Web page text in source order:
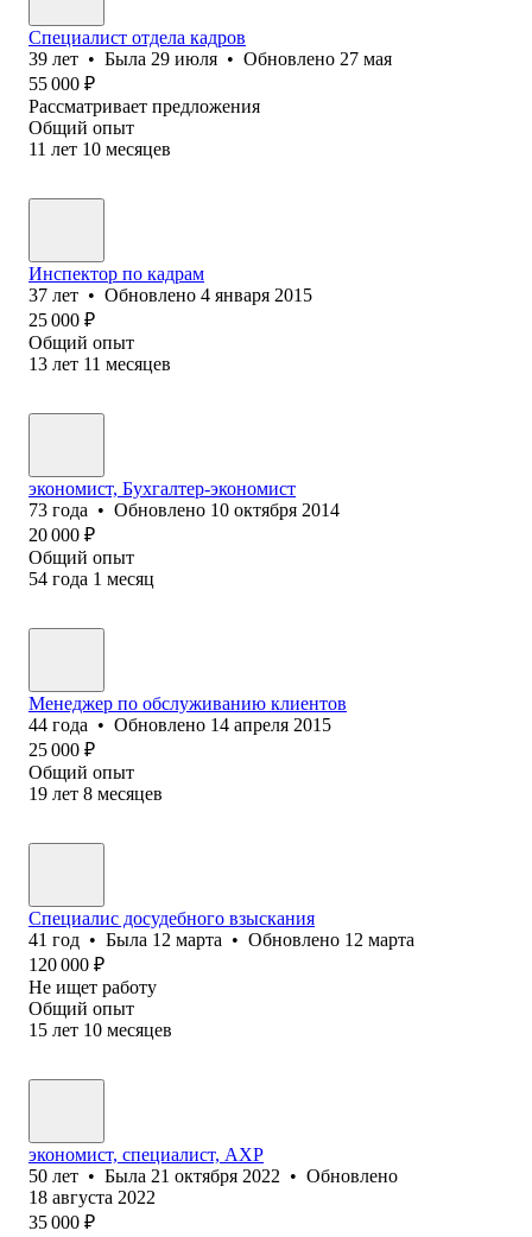
Специалист отдела кадров
39 лет • Была 29 июля • Обновлено 27 мая
55 000 ₽
Рассматривает предложения
Общий опыт
11 лет 10 месяцев
Инспектор по кадрам
37 лет • Обновлено 4 января 2015
25 000 ₽
Общий опыт
13 лет 11 месяцев
экономист, Бухгалтер-экономист
73 года • Обновлено 10 октября 2014
20 000 ₽
Общий опыт
54 года 1 месяц
Менеджер по обслуживанию клиентов
44 года • Обновлено 14 апреля 2015
25 000 ₽
Общий опыт
19 лет 8 месяцев
Специалис досудебного взыскания
41 год • Была 12 марта • Обновлено 12 марта
120 000 ₽
Не ищет работу
Общий опыт
15 лет 10 месяцев
экономист, специалист, АХР
50 лет • Была 21 октября 2022 • Обновлено
18 августа 2022
35 000 ₽